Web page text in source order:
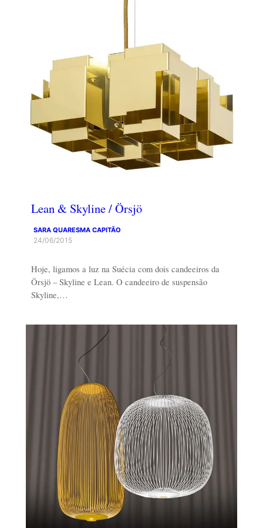
Lean & Skyline / Örsjö
SARA QUARESMA CAPITÃO
24/06/2015
Hoje, ligamos a luz na Suécia com dois candeeiros da
Örsjö – Skyline e Lean. O candeeiro de suspensão
Skyline,…